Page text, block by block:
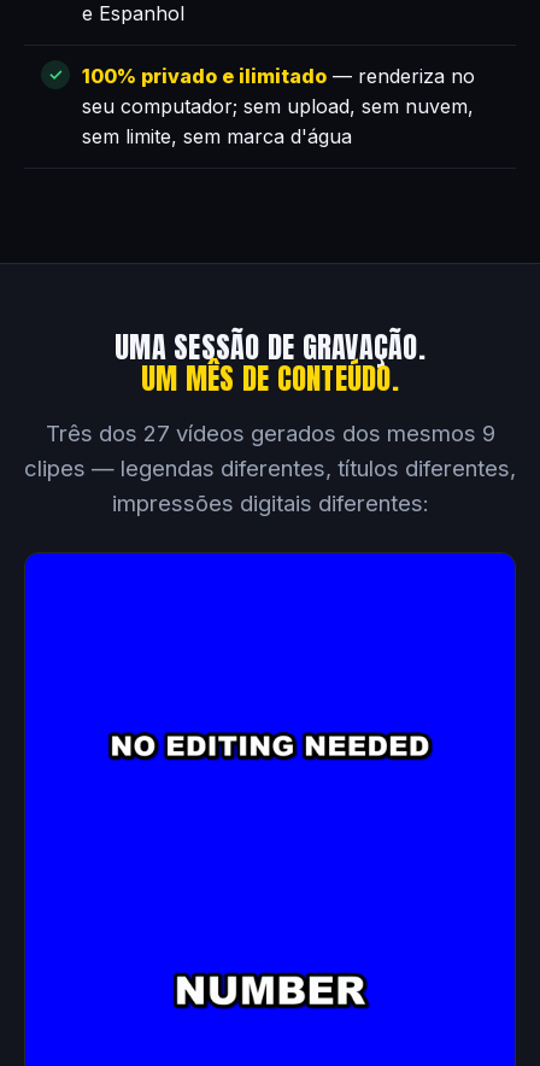
e Espanhol
100% privado e ilimitado — renderiza no
seu computador; sem upload, sem nuvem,
sem limite, sem marca d'água
UMA SESSÃO DE GRAVAÇÃO.
UM MÊS DE CONTEÚDO.
Três dos 27 vídeos gerados dos mesmos 9
clipes — legendas diferentes, títulos diferentes,
impressões digitais diferentes: